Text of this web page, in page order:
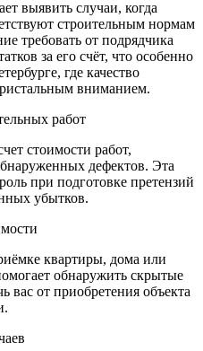
выявить случаи, когда
строительным нормам
требовать от подрядчика
за его счёт, что особенно
где качество
вниманием.
работ
стоимости работ,
дефектов. Эта
при подготовке претензий
убытков.
квартиры, дома или
обнаружить скрытые
вас от приобретения объекта